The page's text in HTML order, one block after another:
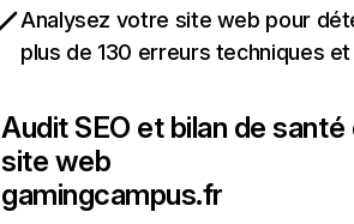
Analysez votre site web pour
plus de 130 erreurs techniques et
Audit SEO et bilan de santé
site web
gamingcampus.fr